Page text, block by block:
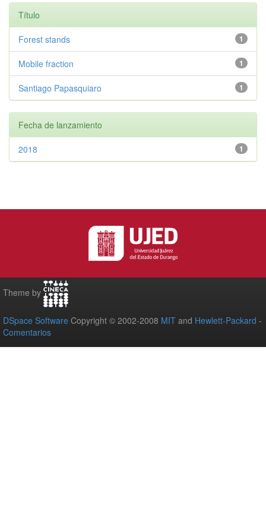
Título
1
Forest stands
1
Mobile fraction
1
Santiago Papasquiaro
Fecha de lanzamiento
1
2018
Theme by
DSpace Software Copyright © 2002-2008 MIT and Hewlett-Packard -
Comentarios